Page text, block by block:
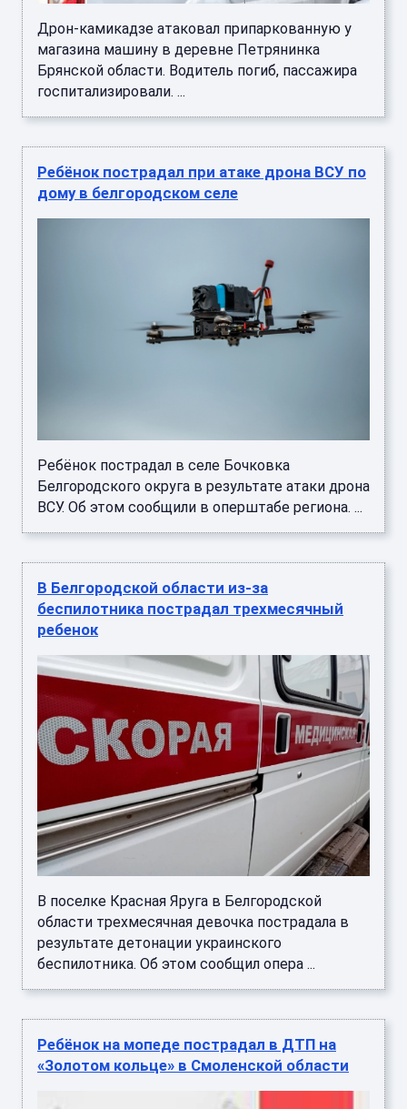
Дрон-камикадзе атаковал припаркованную у
магазина машину в деревне Петрянинка
Брянской области. Водитель погиб, пассажира
госпитализировали. ...
Ребёнок пострадал при атаке дрона ВСУ по
дому в белгородском селе
Ребёнок пострадал в селе Бочковка
Белгородского округа в результате атаки дрона
ВСУ. Об этом сообщили в оперштабе региона. ...
В Белгородской области из-за
беспилотника пострадал трехмесячный
ребенок
В поселке Красная Яруга в Белгородской
области трехмесячная девочка пострадала в
результате детонации украинского
беспилотника. Об этом сообщил опера ...
Ребёнок на мопеде пострадал в ДТП на
«Золотом кольце» в Смоленской области